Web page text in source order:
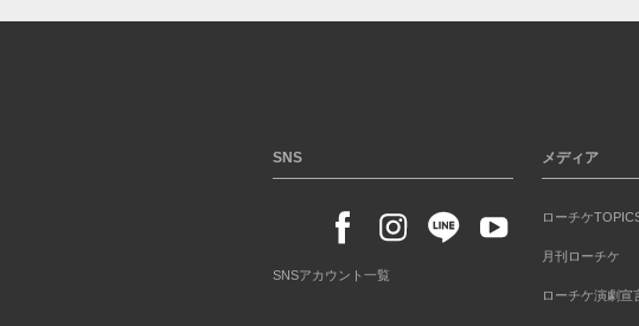
SNS
SNSアカウント一覧
メディア
ローチケ
月刊ローチケ
ローチケ演劇宣